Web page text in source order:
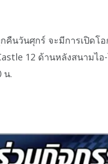
นวันศุกร์ จะมีการเปิดโ
12 ด้านหลังสนามไอ-
น.